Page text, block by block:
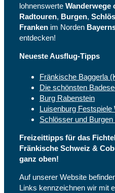
lohnenswerte Wanderwege
Radtouren, Burgen,
Franken im Norden
entdecken!
Neueste Ausflug-Tipps
Fränkische Baggerla
Die schönsten
Burg Rabenstein
Luisenburg Festspiele
Schlösser und
Freizeittipps für das
Fränkische Schweiz &
ganz oben!
Auf unserer Website
Links kennzeichnen wir mit